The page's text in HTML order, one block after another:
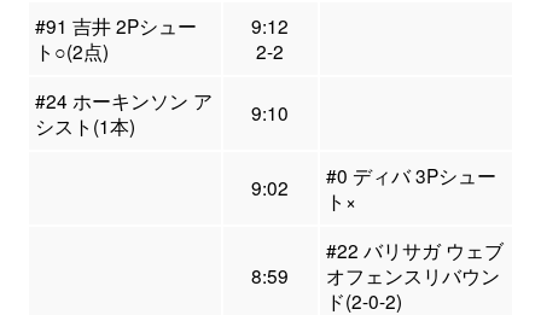
#91 吉井 2Pシュー
ト○(2点)
9:12
2-2
#24 ホーキンソン ア
シスト(1本)
9:10
9:02
#0 ディバ 3Pシュー
ト×
8:59
#22 バリサガ ウェブ
オフェンスリバウン
ド(2-0-2)